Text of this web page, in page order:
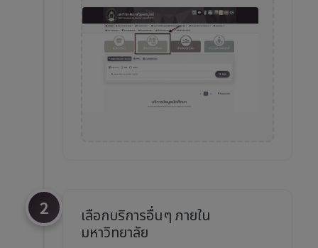
2
เลือกบริการอื่นๆ ภายใน
มหาวิทยาลัย